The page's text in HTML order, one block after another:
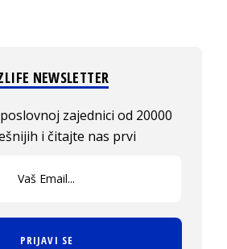
NEWSLETTER
zajednici od 20000
i čitajte nas prvi
PRIJAVI SE